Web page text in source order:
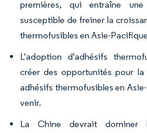
premières, qui entraîne
susceptible de freiner la
thermofusibles en Asie-
L'adoption d'adhésifs
créer des opportunités pour
adhésifs thermofusibles en
venir.
La Chine devrait dominer